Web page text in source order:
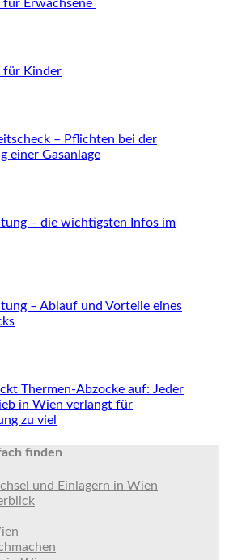
für Erwachsene
für Kinder
– Pflichten bei der
einer Gasanlage
– die wichtigsten Infos im
– Ablauf und Vorteile eines
Thermen-Abzocke auf: Jeder
in Wien verlangt für
zu viel
finden
und Einlagern in Wien